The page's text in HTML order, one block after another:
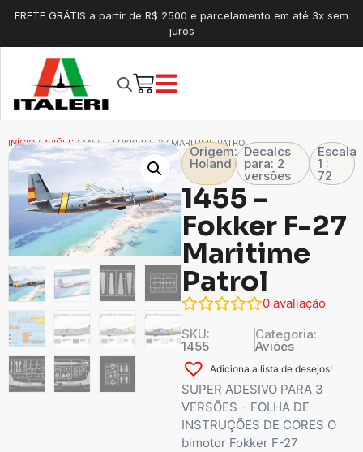
FRETE GRÁTIS a partir de R$ 2500 e parcelamento em até 3x sem
juros
INÍCIO/AVIÕES / 1455 – FOKKER F-27 MARITIME PATROL
Origem:
Holand
Decalcs
para: 2
versões
Escala
1 :
72
1455 –
Fokker F-27
Maritime
Patrol
0 avaliação
SKU:
1455
Categoria:
Aviões
Adiciona a lista de desejos!
SUPER ADESIVO PARA 3
VERSÕES – FOLHA DE
INSTRUÇÕES DE CORES O
bimotor Fokker F-27